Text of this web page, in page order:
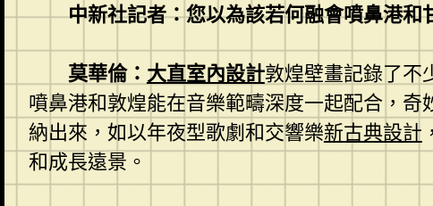
中新社記者：您以為該若何融會噴鼻港
莫華倫： 大直室內設計敦煌壁畫記錄了不
噴鼻港和敦煌能在音樂範疇深度一起配合，
納出來，如以年夜型歌劇和交響樂新古典設計
和成長遠景。